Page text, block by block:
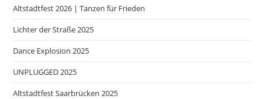
Altstadtfest 2026 | Tanzen für Frieden
Lichter der Straße 2025
Dance Explosion 2025
UNPLUGGED 2025
Altstadtfest Saarbrücken 2025